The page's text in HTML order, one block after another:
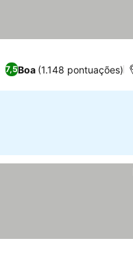
7,5Boa (1.148 pontuações)